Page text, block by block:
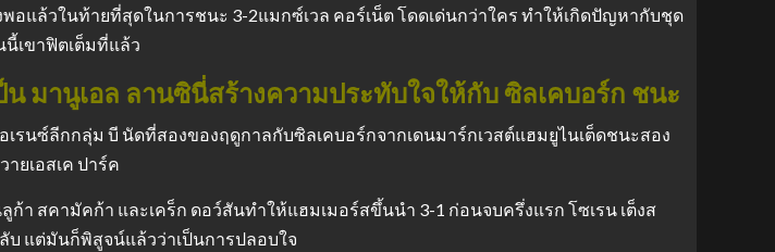
แล้วในท้ายที่สุดในการชนะ 3-2แมกซ์เวล คอร์เน็ต โดดเด่นกว่าใคร ทำให้เกิดปัญหากับชุด
เขาฟิตเต็มที่แล้ว
มานูเอล ลานซินี่สร้างความประทับใจให้กับ ซิลเคบอร์ก ชนะ
เรนซ์ลีกกลุ่ม บี นัดที่สองของฤดูกาลกับซิลเคบอร์กจากเดนมาร์กเวสต์แฮมยูไนเต็ดชนะสอง
ยเอสเค ปาร์ค
า สคามัคก้า และเคร็ก ดอว์สันทำให้แฮมเมอร์สขึ้นนำ 3-1 ก่อนจบครึ่งแรก โซเรน เต็งส
บ แต่มันก็พิสูจน์แล้วว่าเป็นการปลอบใจ